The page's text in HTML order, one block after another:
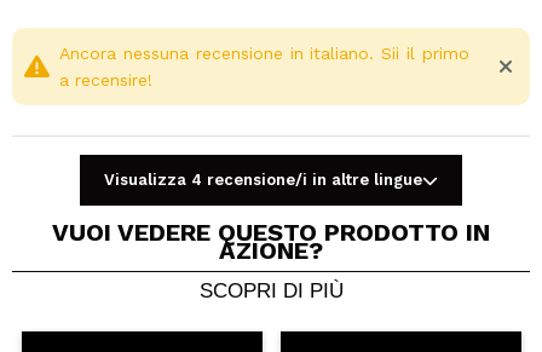
Condividi un video o una foto
Il tuo video potrebbe essere il primo. Immaginalo...
Ancora nessuna recensione in italiano. Sii il primo
a recensire!
Visualizza 4 recensione/i in altre lingue
VUOI VEDERE QUESTO PRODOTTO IN
AZIONE?
SCOPRI DI PIÙ